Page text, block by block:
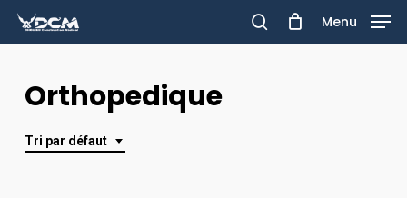
Skip
to
content
search
Menu
Orthopedique
Tri par défaut